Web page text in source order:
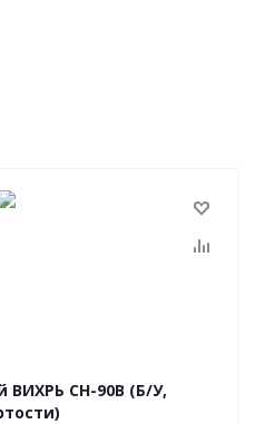
ВИХРЬ СН-90B (Б/У,